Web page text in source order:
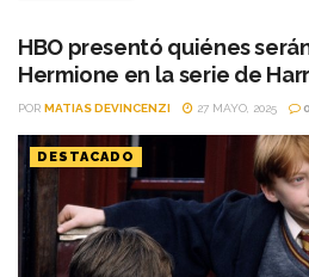
ahora...
HBO presentó quiénes
Hermione en la serie de
POR MATIAS DEVINCENZI 27 MAYO, 2025 0
DESTACADO